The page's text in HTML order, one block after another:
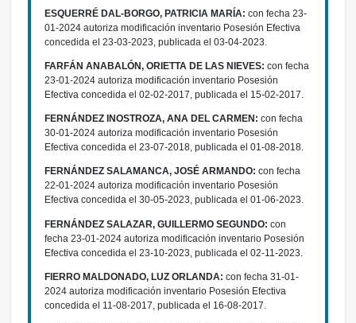
ESQUERRÉ DAL-BORGO, PATRICIA MARÍA: con fecha 23-
01-2024 autoriza modificación inventario Posesión Efectiva
concedida el 23-03-2023, publicada el 03-04-2023.
FARFÁN ANABALÓN, ORIETTA DE LAS NIEVES: con fecha
23-01-2024 autoriza modificación inventario Posesión
Efectiva concedida el 02-02-2017, publicada el 15-02-2017.
FERNÁNDEZ INOSTROZA, ANA DEL CARMEN: con fecha
30-01-2024 autoriza modificación inventario Posesión
Efectiva concedida el 23-07-2018, publicada el 01-08-2018.
FERNÁNDEZ SALAMANCA, JOSÉ ARMANDO: con fecha
22-01-2024 autoriza modificación inventario Posesión
Efectiva concedida el 30-05-2023, publicada el 01-06-2023.
FERNÁNDEZ SALAZAR, GUILLERMO SEGUNDO: con
fecha 23-01-2024 autoriza modificación inventario Posesión
Efectiva concedida el 23-10-2023, publicada el 02-11-2023.
FIERRO MALDONADO, LUZ ORLANDA: con fecha 31-01-
2024 autoriza modificación inventario Posesión Efectiva
concedida el 11-08-2017, publicada el 16-08-2017.